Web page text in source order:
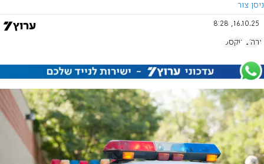
ניסן צור
16.10.25, 8:28
ארה"ב טקסס